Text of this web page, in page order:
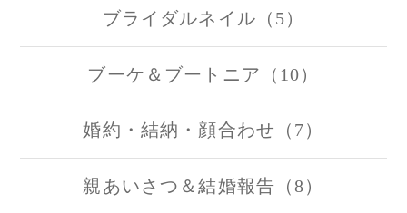
ブライダルネイル（5）
ブーケ＆ブートニア（10）
婚約・結納・顔合わせ（7）
親あいさつ＆結婚報告（8）